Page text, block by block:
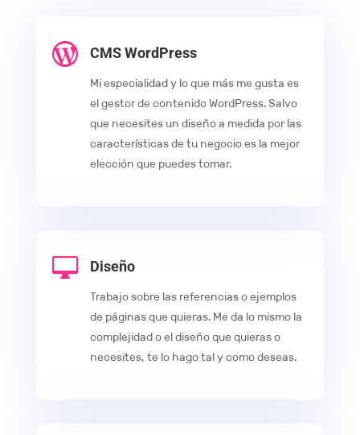
 CMS WordPress
Mi especialidad y lo que más me gusta es
el gestor de contenido WordPress. Salvo
que necesites un diseño a medida por las
características de tu negocio es la mejor
elección que puedes tomar.
 Diseño
Trabajo sobre las referencias o ejemplos
de páginas que quieras. Me da lo mismo la
complejidad o el diseño que quieras o
necesites, te lo hago tal y como deseas.